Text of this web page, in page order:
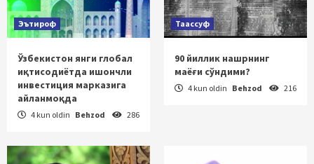
Эътироф
Ўзбекистон янги глобал
иқтисодиётда ишончли
инвестиция марказига
айланмоқда
4 kun oldin Behzod 286
Таассуф
90 йиллик нашрнинг
маёғи сўндими?
4 kun oldin Behzod 216